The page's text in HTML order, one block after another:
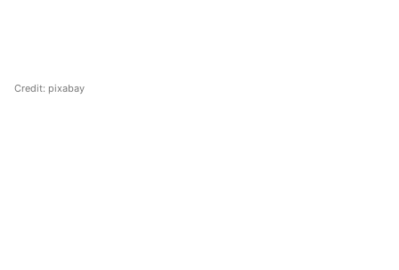
Credit: pixabay